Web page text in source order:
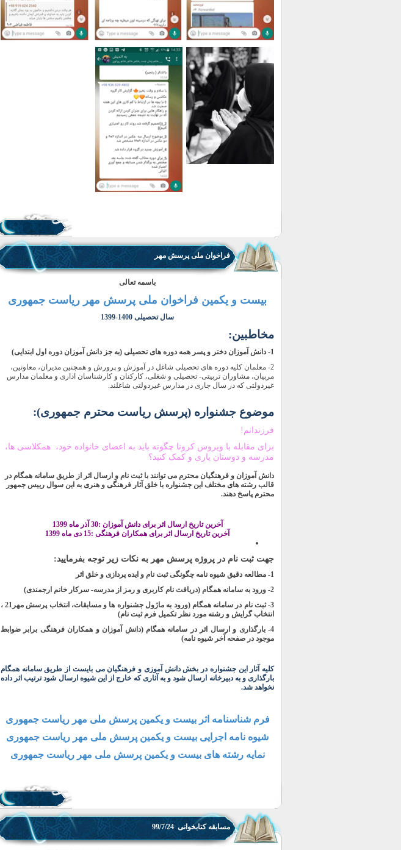
فراخوان ملی پرسش مهر
باسمه تعالی
بیست و یکمین فراخوان ملی پرسش مهر ریاست جمهوری
سال تحصیلی 1400-1399
مخاطبین:
1- دانش آموزان دختر و پسر همه دوره های تحصیلی (به جز دانش آموزان دوره اول ابتدایی)
2- معلمان کلیه دوره های تحصیلی شاغل در آموزش و پرورش و همچنین مدیران، معاونین،
مربیان، مشاوران تربیتی- تحصیلی و شغلی، کارکنان و کارشناسان اداری و معلمان مدارس
غیردولتی که در سال جاری در مدارس غیردولتی شاغلند.
موضوع جشنواره (پرسش ریاست محترم جمهوری):
فرزندانم!
برای مقابله با ویروس کرونا چگونه باید به اعضای خانواده خود، همکلاسی ها،
مدرسه و دوستان یاری و کمک کنید؟
دانش آموزان و فرهنگیان محترم می توانند با ثبت نام و ارسال اثر از طریق سامانه همگام در
قالب رشته های مختلف این جشنواره با خلق آثار فرهنگی و هنری به این سوال رییس جمهور
محترم پاسخ دهند.
آخرین تاریخ ارسال اثر برای دانش آموزان :30 آذر ماه 1399
آخرین تاریخ ارسال اثر برای همکاران فرهنگی :15 دی ماه 1399
جهت ثبت نام در پروژه پرسش مهر به نکات زیر توجه بفرمایید:
1- مطالعه دقیق شیوه نامه چگونگی ثبت نام و ایده پردازی و خلق اثر
2- ورود به سامانه همگام (دریافت نام کاربری و رمز از مدرسه- سرکار خانم ارجمندی)
3- ثبت نام در سامانه همگام (ورود به ماژول جشنواره ها و مسابقات، انتخاب پرسش مهر21 ،
انتخاب گرایش و رشته مورد نظر تکمیل فرم ثبت نام)
4- بارگذاری و ارسال اثر در سامانه همگام (دانش آموزان و همکاران فرهنگی برابر ضوابط
موجود در صفحه آخر شیوه نامه)
کلیه آثار این جشنواره در بخش دانش آموزی و فرهنگیان می بایست از طریق سامانه همگام
بارگذاری و به دبیرخانه ارسال شود و به آثاری که خارج از این شیوه ارسال شود ترتیب اثر داده
نخواهد شد.
فرم شناسنامه اثر بیست و یکمین پرسش ملی مهر ریاست جمهوری
شیوه نامه اجرایی بیست و یکمین پرسش ملی مهر ریاست جمهوری
نمایه رشته های بیست و یکمین پرسش ملی مهر ریاست جمهوری
مسابقه کتابخوانی 99/7/24